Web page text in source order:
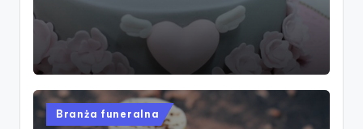
Posted
Branża funeralna